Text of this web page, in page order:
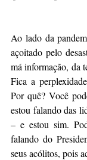
Ao lado da
açoitado pelo
má informação, da
Fica a
Por quê? Você
estou falando das
– e estou sim.
falando do
seus acólitos, pois